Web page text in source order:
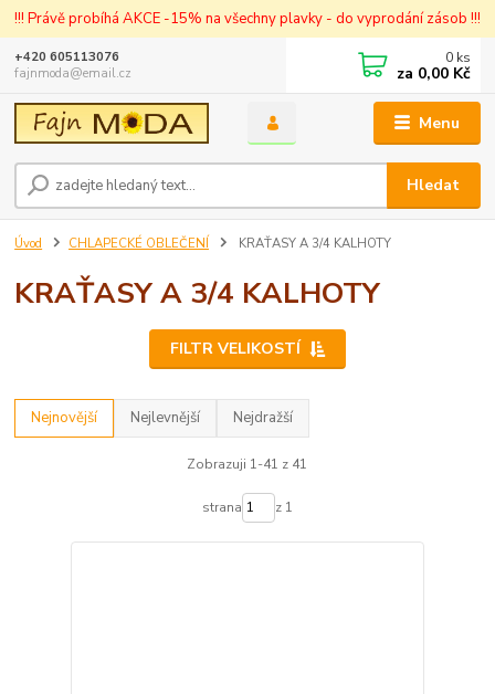
!!! Právě probíhá AKCE -15% na všechny plavky - do vyprodání zásob !!!
Menu
Hledat
+420 605113076
fajnmoda@email.cz
0 ks
za 0,00 Kč
Úvod CHLAPECKÉ OBLEČENÍ KRAŤASY A 3/4 KALHOTY
KRAŤASY A 3/4 KALHOTY
FILTR VELIKOSTÍ
Nejnovější Nejlevnější Nejdražší
Zobrazuji 1-41 z 41
strana z 1